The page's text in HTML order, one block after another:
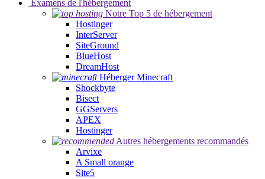
Examens de l'hébergement
Notre Top 5 de hébergement
Hostinger
InterServer
SiteGround
BlueHost
DreamHost
Héberger Minecraft
Shockbyte
Bisect
GGServers
APEX
Hostinger
Autres hébergements recommandés
Arvixe
A Small orange
Site5